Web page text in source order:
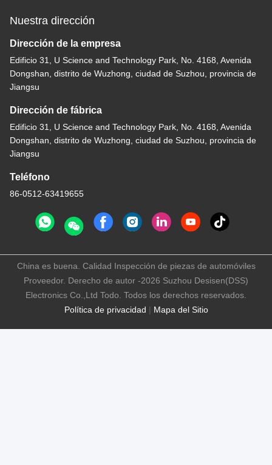
Nuestra dirección
Dirección de la empresa
Edificio 31, U Science and Technology Park, No. 4168, Avenida
Dongshan, distrito de Wuzhong, ciudad de Suzhou, provincia de
Jiangsu
Dirección de fábrica
Edificio 31, U Science and Technology Park, No. 4168, Avenida
Dongshan, distrito de Wuzhong, ciudad de Suzhou, provincia de
Jiangsu
Teléfono
86-0512-63419655
Política de privacidad | Mapa del Sitio
China es buena. Calidad Inspección de piezas de automóviles
Proveedor. Derecho de autor -2026 Suzhou Desisen(DSS)
Electronics Co.,Ltd Todo. Todos los derechos reservados.